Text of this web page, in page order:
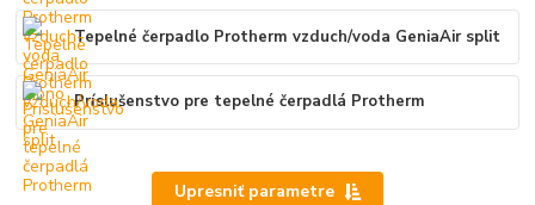
Tepelné čerpadlo Protherm vzduch/voda GeniaAir split
Príslušenstvo pre tepelné čerpadlá Protherm
Upresniť parametre